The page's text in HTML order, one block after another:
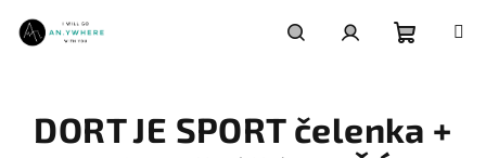
obsah
košík
DORT JE SPORT čelenka +